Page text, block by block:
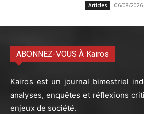
Articles 06/08/2026
ABONNEZ-VOUS À Kairos
Kairos est un journal bimestriel
analyses, enquêtes et réflexions
enjeux de société.